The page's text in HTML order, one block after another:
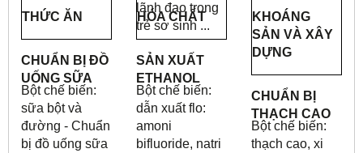
lãnh đạo trong
trẻ sơ sinh ...
THỨC ĂN
CHUẨN BỊ ĐỒ
UỐNG SỮA
Bột chế biến:
sữa bột và
đường - Chuẩn
bị đồ uống sữa
HÓA CHẤT
SẢN XUẤT
ETHANOL
Bột chế biến:
dẫn xuất flo:
amoni
bifluoride, natri
KHOÁNG
SẢN VÀ XÂY
DỰNG
CHUẨN BỊ
THẠCH CAO
Bột chế biến:
thạch cao, xi